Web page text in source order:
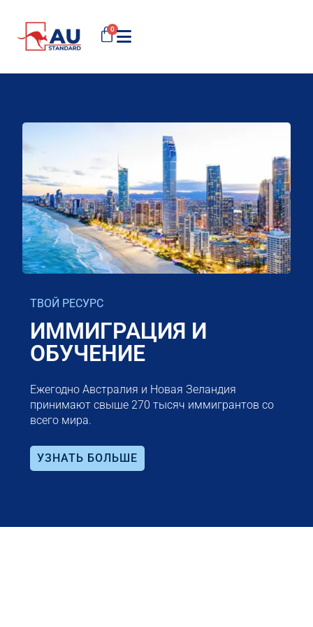
0
ТВОЙ РЕСУРС
ИММИГРАЦИЯ И
ОБУЧЕНИЕ
Ежегодно Австралия и Новая Зеландия
принимают свыше 270 тысяч иммигрантов со
всего мира.
УЗНАТЬ БОЛЬШЕ